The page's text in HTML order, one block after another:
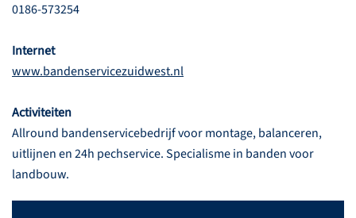
0186-573254
Internet
www.bandenservicezuidwest.nl
Activiteiten
Allround bandenservicebedrijf voor montage, balanceren,
uitlijnen en 24h pechservice. Specialisme in banden voor
landbouw.